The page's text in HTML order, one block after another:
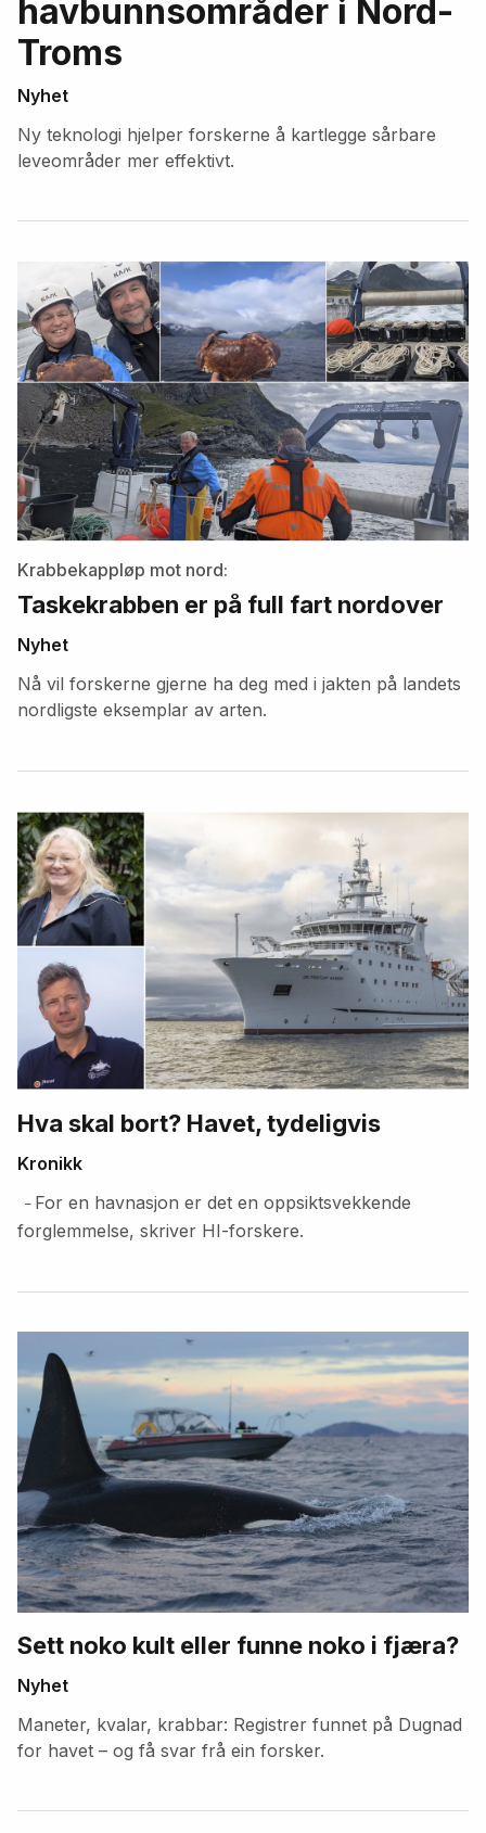
havbunnsområder i Nord-
Troms
Nyhet
Ny teknologi hjelper forskerne å kartlegge sårbare
leveområder mer effektivt.
Krabbekappløp mot nord:
Taskekrabben er på full fart nordover
Nyhet
Nå vil forskerne gjerne ha deg med i jakten på landets
nordligste eksemplar av arten.
Hva skal bort? Havet, tydeligvis
Kronikk
– For en havnasjon er det en oppsiktsvekkende
forglemmelse, skriver HI-forskere.
artikler
Sett noko kult eller funne noko i fjæra?
Nyhet
Maneter, kvalar, krabbar: Registrer funnet på Dugnad
for havet – og få svar frå ein forsker.